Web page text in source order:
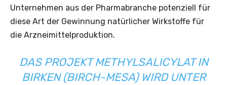
Unternehmen aus der Pharmabranche potenziell für
diese Art der Gewinnung natürlicher Wirkstoffe für
die Arzneimittelproduktion.
DAS PROJEKT METHYLSALICYLAT IN
BIRKEN (BIRCH-MESA) WIRD UNTER